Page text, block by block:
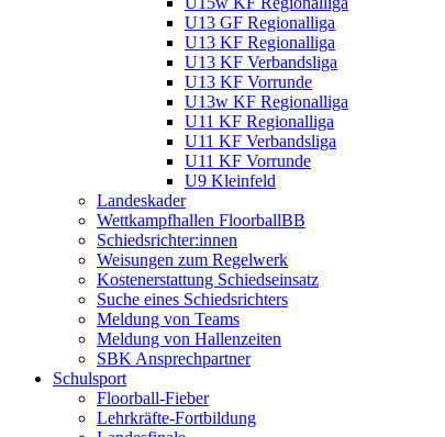
U13 GF Regionalliga
U13 KF Regionalliga
U13 KF Verbandsliga
U13 KF Vorrunde
U13w KF Regionalliga
U11 KF Regionalliga
U11 KF Verbandsliga
U11 KF Vorrunde
U9 Kleinfeld
Landeskader
Wettkampfhallen FloorballBB
Schiedsrichter:innen
Weisungen zum Regelwerk
Kostenerstattung Schiedseinsatz
Suche eines Schiedsrichters
Meldung von Teams
Meldung von Hallenzeiten
SBK Ansprechpartner
Schulsport
Floorball-Fieber
Lehrkräfte-Fortbildung